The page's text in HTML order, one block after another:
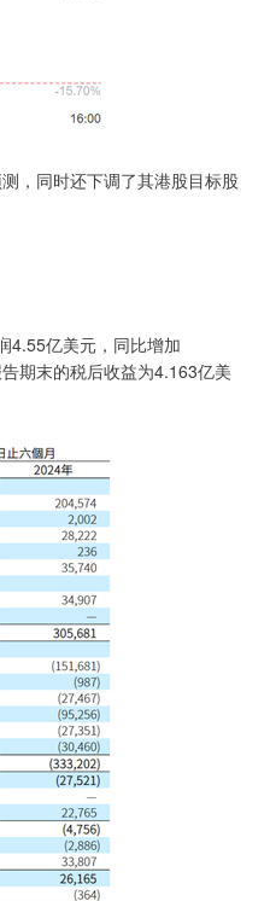
，同时还下调了其港股目标股
亿美元，同比增加
期末的税后收益为4.163亿美